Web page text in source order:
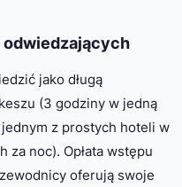
jako długą
(3 godziny w jedną
z prostych hoteli w
za noc). Opłata wstępu
oferują swoje